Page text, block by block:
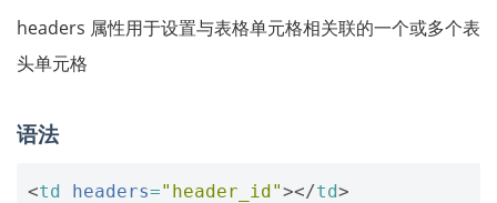
headers 属性用于设置与表格单元格相关联的一个或多个表
头单元格
语法
<td headers="header_id"></td>